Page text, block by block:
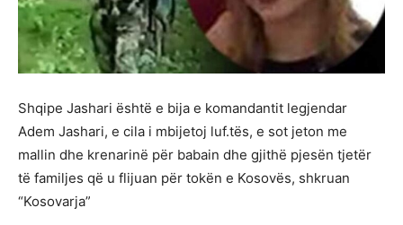
Shqipe Jashari është e bija e komandantit legjendar
Adem Jashari, e cila i mbijetoj luf.tës, e sot jeton me
mallin dhe krenarinë për babain dhe gjithë pjesën tjetër
të familjes që u flijuan për tokën e Kosovës, shkruan
“Kosovarja”